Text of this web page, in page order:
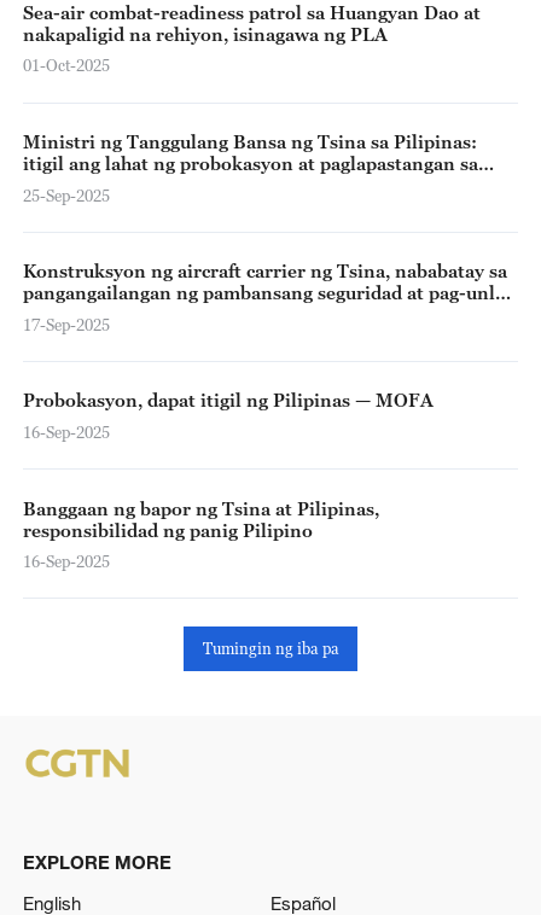
Sea-air combat-readiness patrol sa Huangyan Dao at
nakapaligid na rehiyon, isinagawa ng PLA
01-Oct-2025
Ministri ng Tanggulang Bansa ng Tsina sa Pilipinas:
itigil ang lahat ng probokasyon at paglapastangan sa
karapatan ng Tsina
25-Sep-2025
Konstruksyon ng aircraft carrier ng Tsina, nababatay sa
pangangailangan ng pambansang seguridad at pag-unlad
ng teknolohiya
17-Sep-2025
Probokasyon, dapat itigil ng Pilipinas — MOFA
16-Sep-2025
Banggaan ng bapor ng Tsina at Pilipinas,
responsibilidad ng panig Pilipino
16-Sep-2025
Tumingin ng iba pa
EXPLORE MORE
English
Español